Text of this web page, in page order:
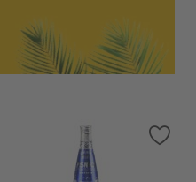
Pievienot vēlmju sarakstam